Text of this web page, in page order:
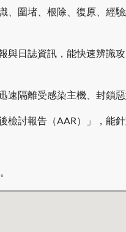
、圍堵、根除、復原、
與日誌資訊，能快速辨識
隔離受感染主機、封鎖
討報告（AAR）」，能
。